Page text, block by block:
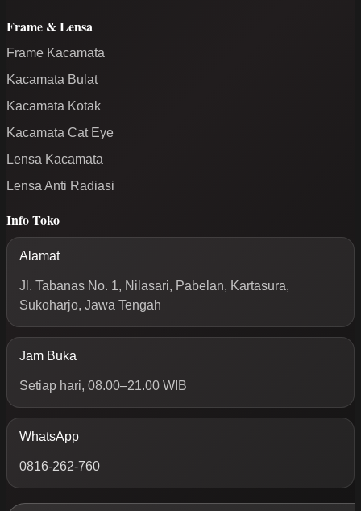
Frame & Lensa
Frame Kacamata
Kacamata Bulat
Kacamata Kotak
Kacamata Cat Eye
Lensa Kacamata
Lensa Anti Radiasi
Info Toko
Alamat
Jl. Tabanas No. 1, Nilasari, Pabelan, Kartasura,
Sukoharjo, Jawa Tengah
Jam Buka
Setiap hari, 08.00–21.00 WIB
WhatsApp
0816-262-760